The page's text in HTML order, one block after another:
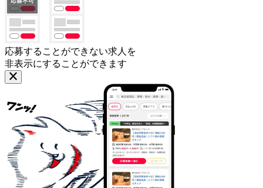
応募することができない求人を
非表示にすることができます